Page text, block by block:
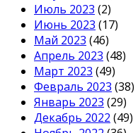
Июль 2023 (2)
Июнь 2023 (17)
Май 2023 (46)
Апрель 2023 (48)
Март 2023 (49)
Февраль 2023 (38)
Январь 2023 (29)
Декабрь 2022 (49)